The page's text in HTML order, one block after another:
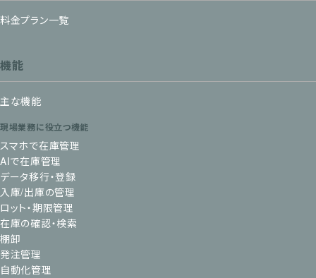
料金プラン一覧
機能
主な機能
現場業務に役立つ機能
スマホで在庫管理
AIで在庫管理
データ移行・登録
入庫/出庫の管理
ロット・期限管理
在庫の確認・検索
棚卸
発注管理
自動化管理